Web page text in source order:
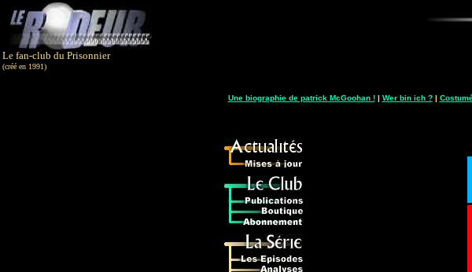
Le fan-club du Prisonnier
(créé en 1991)
Une biographie de patrick McGoohan !| Wer bin ich ?|